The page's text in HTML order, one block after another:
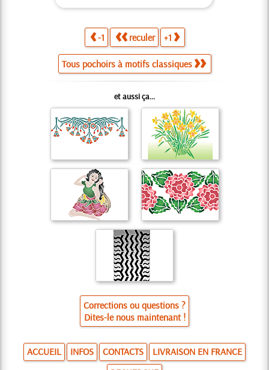
-1 reculer +1
Tous pochoirs à motifs classiques
et aussi ça...
Corrections ou questions ?
Dites-le nous maintenant !
ACCUEIL INFOS CONTACTS
LIVRAISON EN FRANCE